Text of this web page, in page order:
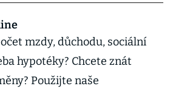
mzdy, důchodu, sociální
hypotéky? Chcete znát
Použijte naše